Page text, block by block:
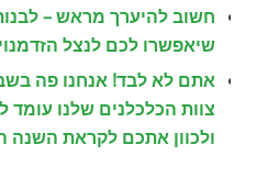
חשוב להיערך מראש –
שיאפשרו לכם לנצל
אתם לא לבד! אנחנו פה
צוות הכלכלנים שלנו עומד
ולכוון אתכם לקראת השנה